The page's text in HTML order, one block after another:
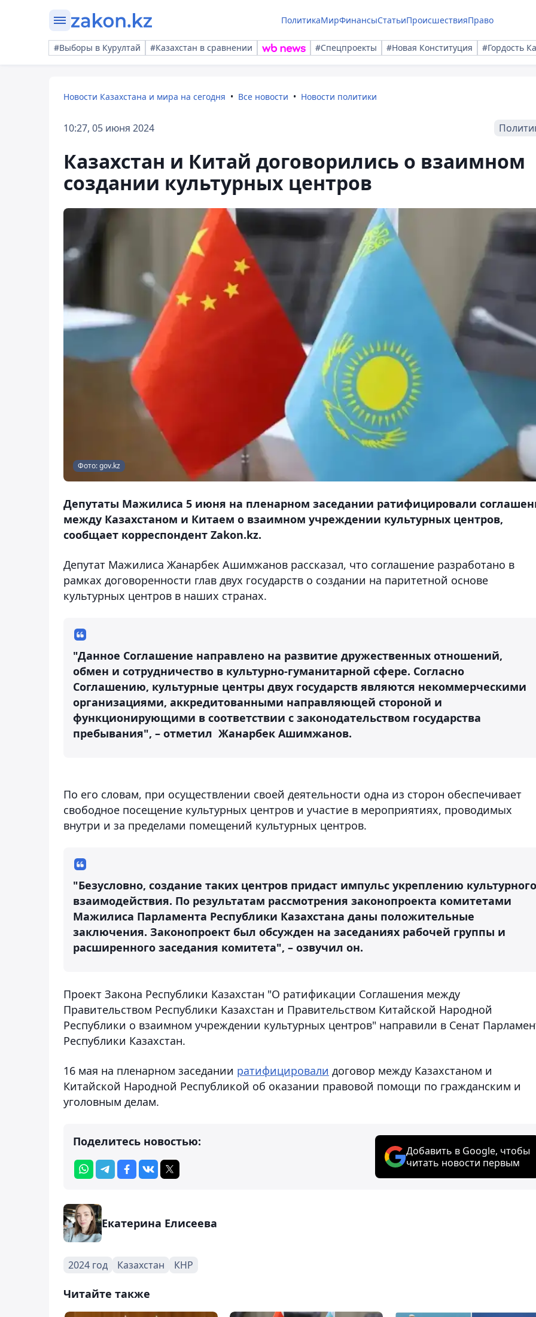
ПолитикаМирФинансыСтатьиПроисшествияПраво
#Выборы в Курултай #Казахстан в сравнении #Спецпроекты #Новая Конституция #Гордость
Новости Казахстана и мира на сегодня Все новости Новости политики
10:27, 05 июня 2024
Казахстан и Китай договорились о взаимном
создании культурных центров
Фото: gov.kz
Депутаты Мажилиса 5 июня на пленарном заседании ратифицировали
между Казахстаном и Китаем о взаимном учреждении культурных центров,
сообщает корреспондент Zakon.kz.
Депутат Мажилиса Жанарбек Ашимжанов рассказал, что соглашение разработано в
рамках договоренности глав двух государств о создании на паритетной основе
культурных центров в наших странах.
"Данное Соглашение направлено на развитие дружественных отношений,
обмен и сотрудничество в культурно-гуманитарной сфере. Согласно
Соглашению, культурные центры двух государств являются некоммерческими
организациями, аккредитованными направляющей стороной и
функционирующими в соответствии с законодательством государства
пребывания", – отметил Жанарбек Ашимжанов.
По его словам, при осуществлении своей деятельности одна из сторон обеспечивает
свободное посещение культурных центров и участие в мероприятиях, проводимых
внутри и за пределами помещений культурных центров.
"Безусловно, создание таких центров придаст импульс укреплению культурного
взаимодействия. По результатам рассмотрения законопроекта комитетами
Мажилиса Парламента Республики Казахстана даны положительные
заключения. Законопроект был обсужден на заседаниях рабочей группы и
расширенного заседания комитета", – озвучил он.
Проект Закона Республики Казахстан "О ратификации Соглашения между
Правительством Республики Казахстан и Правительством Китайской Народной
Республики о взаимном учреждении культурных центров" направили в Сенат
Республики Казахстан.
16 мая на пленарном заседании ратифицировали договор между Казахстаном и
Китайской Народной Республикой об оказании правовой помощи по гражданским и
уголовным делам.
Поделитесь новостью:
Добавить в Google, чтобы
читать новости первым
Екатерина Елисеева
2024 год Казахстан КНР
Читайте также